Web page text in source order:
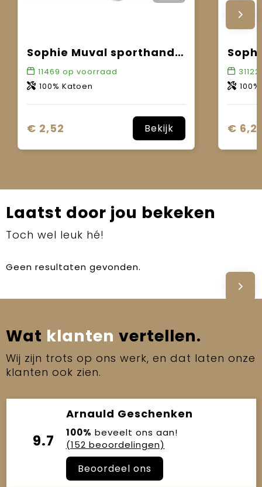
Sophie Muval sporthanddoek 130x30 cm, 450 gr/m²
11469 op voorraad
100% Katoen
€ 2,52 Bekijk
31122
€ 6,21
Laatst door jou bekeken
Toch wel leuk hé!
Geen resultaten gevonden.
Wat klanten vertellen.
Wij zijn trots op ons werk, en dat laten onze
klanten ook zien.
9.7
Arnauld Geschenken
100% beveelt ons aan!
(152 beoordelingen)
Beoordeel ons